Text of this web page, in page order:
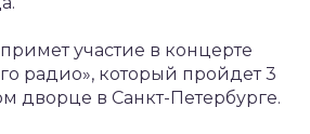
участие в концерте
радио», который пройдет 3
дворце в Санкт-Петербурге.